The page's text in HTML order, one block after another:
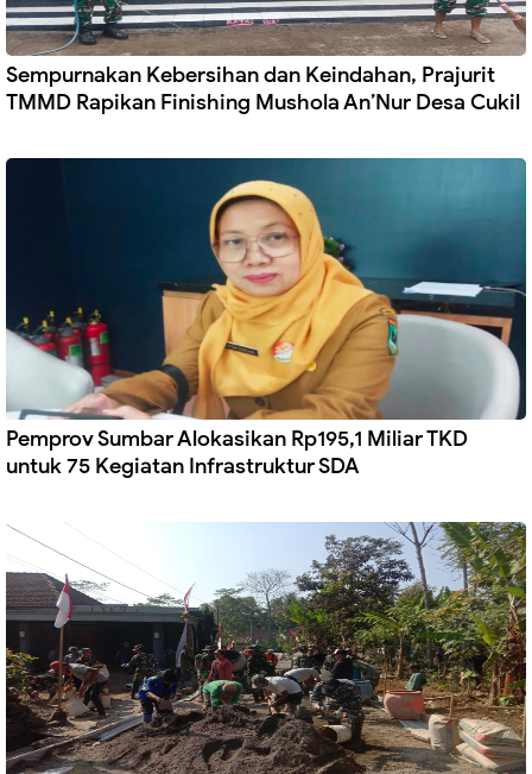
Sempurnakan Kebersihan dan Keindahan, Prajurit
TMMD Rapikan Finishing Mushola An’Nur Desa Cukil
Pemprov Sumbar Alokasikan Rp195,1 Miliar TKD
untuk 75 Kegiatan Infrastruktur SDA